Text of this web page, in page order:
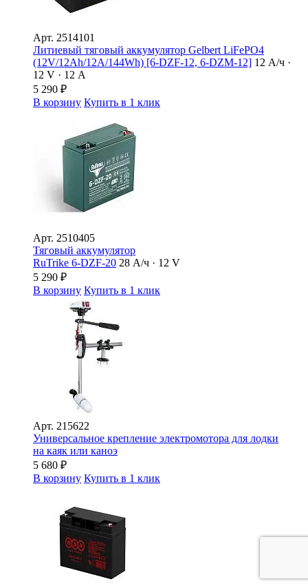
Арт. 2514101
Литиевый тяговый аккумулятор Gelbert LiFePO4
(12V/12Ah/12A/144Wh) [6-DZF-12, 6-DZM-12] 12 А/ч ·
12 V · 12 А
5 290 ₽
В корзину Купить в 1 клик
Арт. 2510405
Тяговый аккумулятор
RuTrike 6-DZF-20 28 А/ч · 12 V
5 290 ₽
В корзину Купить в 1 клик
Арт. 215622
Универсальное крепление электромотора для лодки
на каяк или каноэ
5 680 ₽
В корзину Купить в 1 клик